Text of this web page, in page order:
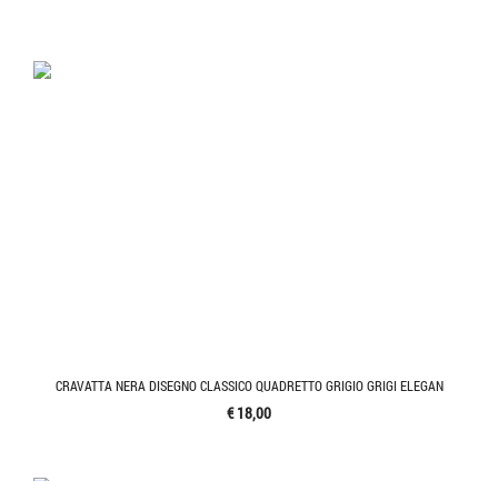
CRAVATTA NERA DISEGNO CLASSICO QUADRETTO GRIGIO GRIGI ELEGAN
€ 18,00